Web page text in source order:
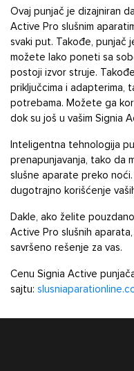
Ovaj punjač je dizajniran
Active Pro slušnim
svaki put. Takođe, punjač
možete lako poneti sa
postoji izvor struje.
priključcima i adapterima,
potrebama. Možete ga
dok su još u vašim Signia
Inteligentna tehnologija
prenapunjavanja, tako da
slušne aparate preko
dugotrajno korišćenje
Dakle, ako želite
Active Pro slušnih
savršeno rešenje za vas.
Cenu Signia Active
sajtu: